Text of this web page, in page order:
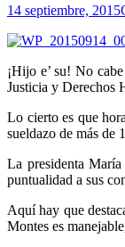
14 septiembre, 2015
¡Hijo e’ su! No
Justicia y Derechos
Lo cierto es que
sueldazo de más de
La presidenta
puntualidad a sus
Aquí hay que
Montes es